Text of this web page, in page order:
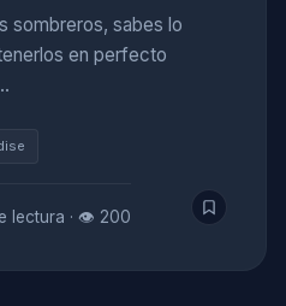
sombreros, sabes lo
en perfecto
lectura · 👁 200